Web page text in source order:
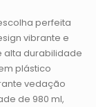
perfeita
vibrante e
alta durabilidade
plástico
vedação
de 980 ml,